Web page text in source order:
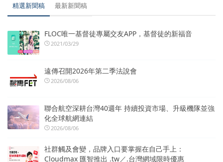
精選新聞稿 最新新聞稿
FLOC唯一基督徒專屬交友APP，基督徒的新福音
2021/03/29
遠傳召開2026年第二季法說會
2026/08/06
聯合航空深耕台灣40週年 持續投資市場、升級機隊並強
化全球航網連結
2026/08/06
社群觸及會變，品牌入口要掌握在自己手上：
Cloudmax 匯智推出 .tw／.台灣網域限時優惠